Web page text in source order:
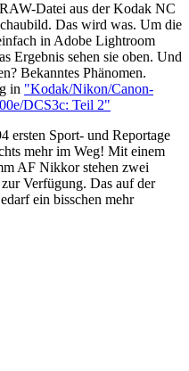
Datei aus der Kodak NC
Das wird was. Um die
in Adobe Lightroom
Ergebnis sehen sie oben. Und
Bekanntes Phänomen.
in "Kodak/Nikon/Canon-
DCS3c: Teil 2"
ersten Sport- und Reportage
mehr im Weg! Mit einem
AF Nikkor stehen zwei
Verfügung. Das auf der
ein bisschen mehr